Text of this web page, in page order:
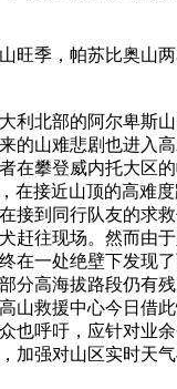
旺季，帕苏比奥山
利北部的阿尔卑斯
的山难悲剧也进入
在攀登威内托大区
，在接近山顶的高难
接到同行队友的求
赶往现场。然而由
在一处绝壁下发现
分高海拔路段仍有
山救援中心今日借
也呼吁，应针对业
加强对山区实时天